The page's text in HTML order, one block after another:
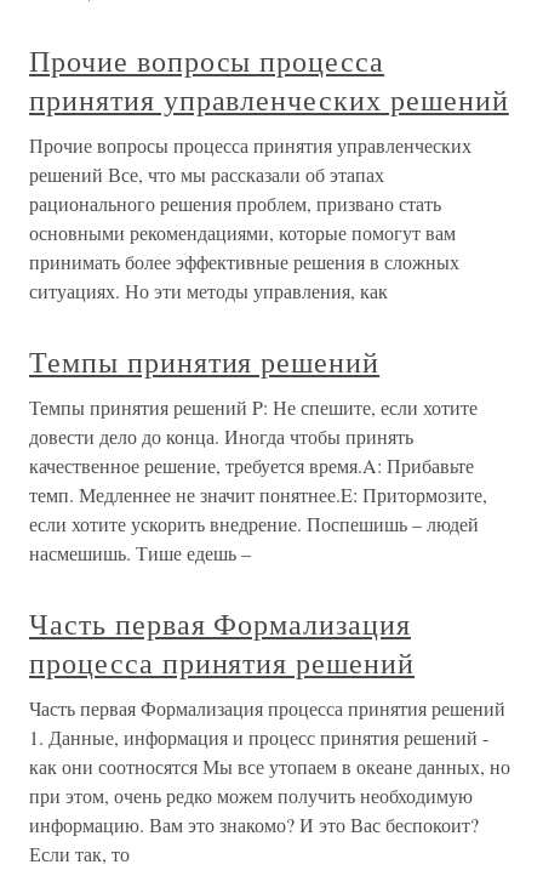
Прочие вопросы процесса
принятия управленческих решений
Прочие вопросы процесса принятия управленческих
решений Все, что мы рассказали об этапах
рационального решения проблем, призвано стать
основными рекомендациями, которые помогут вам
принимать более эффективные решения в сложных
ситуациях. Но эти методы управления, как
Темпы принятия решений
Темпы принятия решений P: Не спешите, если хотите
довести дело до конца. Иногда чтобы принять
качественное решение, требуется время.A: Прибавьте
темп. Медленнее не значит понятнее.E: Притормозите,
если хотите ускорить внедрение. Поспешишь – людей
насмешишь. Тише едешь –
Часть первая Формализация
процесса принятия решений
Часть первая Формализация процесса принятия решений
1. Данные, информация и процесс принятия решений -
как они соотносятся Мы все утопаем в океане данных, но
при этом, очень редко можем получить необходимую
информацию. Вам это знакомо? И это Вас беспокоит?
Если так, то